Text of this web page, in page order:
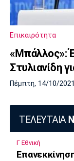
Επικαιρότητα
«Μπάλλος»:
Στυλιανίδη
Πέμπτη, 14/10/
ΤΕΛΕΥΤΑΙΑ
Γ Εθνική